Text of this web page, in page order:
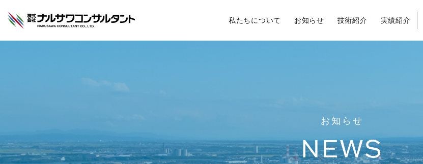
私たちについて お知らせ 技術紹介 実績紹介
お知らせ
NEWS